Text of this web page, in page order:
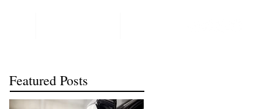
Featured Posts